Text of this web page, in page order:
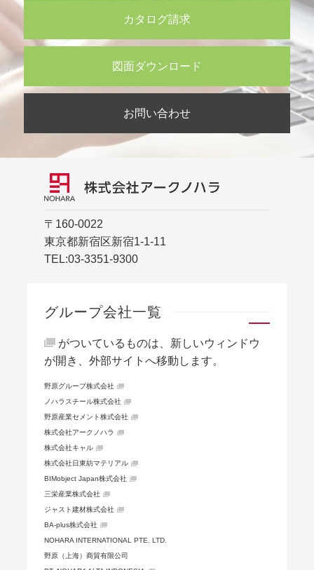
カタログ請求
図面ダウンロード
お問い合わせ
〒160-0022
東京都新宿区新宿1-1-11
TEL:03-3351-9300
グループ会社一覧
がついているものは、新しいウィンドウ
が開き、外部サイトへ移動します。
野原グループ株式会社
ノハラスチール株式会社
野原産業セメント株式会社
株式会社アークノハラ
株式会社キャル
株式会社日東紡マテリアル
BIMobject Japan株式会社
三栄産業株式会社
ジャスト建材株式会社
BA-plus株式会社
NOHARA INTERNATIONAL PTE. LTD.
野原（上海）商貿有限公司